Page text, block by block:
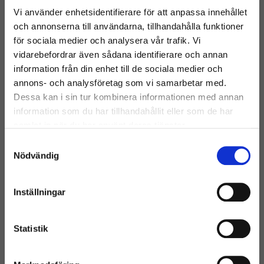
Vi använder enhetsidentifierare för att anpassa innehållet
och annonserna till användarna, tillhandahålla funktioner
för sociala medier och analysera vår trafik. Vi
vidarebefordrar även sådana identifierare och annan
information från din enhet till de sociala medier och
annons- och analysföretag som vi samarbetar med.
Dessa kan i sin tur kombinera informationen med annan
information som du har tillhandahållit eller som de har
Nödvändig
Inställningar
Statistik
Batterier
749:- Inkl. moms
Fler än 10 i lager
Kampanj 73%
BB Keyboard - Dell E7450 SWE
Färre än 10 kvar i lager